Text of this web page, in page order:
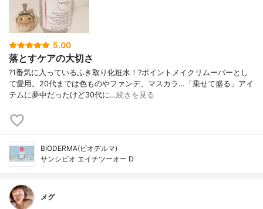
5.00
落とすケアの大切さ
?1番気に入っているふき取り化粧水！?ポイントメイクリムーバーとし
て愛用。20代までは色ものやファンデ、マスカラ…「乗せて盛る」アイ
テムに夢中だったけど30代に…続きを見る
BIODERMA(ビオデルマ)
サンシビオ エイチツーオー D
メグ